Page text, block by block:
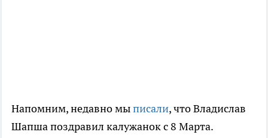
Напомним, недавно мыписали, что Владислав
Шапша поздравил калужанок с 8 Марта.